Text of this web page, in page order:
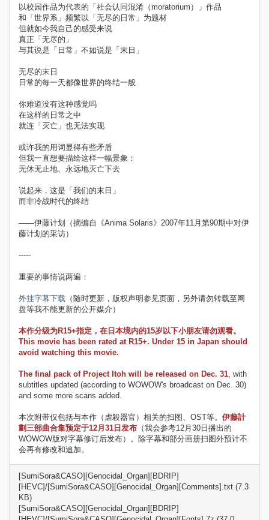
以校园作品为代表的「社会认同混淆（moratorium）」作品
和「世界系」频繁以「无尽的日常」为题材
但就如今我自己的感受来说
真正「无尽的」
与其说是「日常」不如说是「末日」
无尽的末日
日常的每一天都像世界的终结一般
你难道没有这种感觉吗
在这样的日常之中
就连「灭亡」也无法实现
或许我的用词显得有些矛盾
但我一直想要描绘这样一幅景象：
无休无止地、永远地灭亡下去
说起来，这是「我们的末日」
而非冷战时代的终结
——伊藤计划（摘编自《Anima Solaris》2007年11月第90期中对伊
藤计划的采访）
-----
重要的事情说两遍：
外挂字幕下载 （随时更新，版权声明参见页面，另外请勿转载至网
盘等我不能更新的公开媒介）
本作分级为R15+指定，在日本境内的15岁以下小朋友请勿观看。
This movie has been rated at R15+. Under 15 in Japan should
avoid watching this movie.
The final pack of Project Itoh will be released on Dec. 31, with
subtitles updated (according to WOWOW's broadcast on Dec. 30)
and some more scans added.
本次附带仅包括与本作（虐殺器官）相关的扫图、OST等。 伊藤計
劃三部曲合集预定于12月31日发布 （我会参考12月30日播出的
WOWOW版对字幕修订后发布）。除字幕和部分画册扫图外预计不
会再有修改和追加。
[SumiSora&CASO][Genocidal_Organ][BDRIP]
[HEVC]/[SumiSora&CASO][Genocidal_Organ][Comments].txt (7.3
KB)
[SumiSora&CASO][Genocidal_Organ][BDRIP]